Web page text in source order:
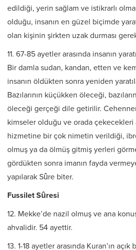
edildiği, yerin sağlam ve istikrarlı
olduğu, insanın en güzel biçimde
olan kişinin şirkten uzak durması
11. 67-85 ayetler arasında insanın
Bir damla sudan, kandan, etten ve
insanın öldükten sonra yeniden
Bazılarının küçükken öleceği,
öleceği gerçeği dile getirilir.
kimseler olduğu ve orada çekecekleri
hizmetine bir çok nimetin verildiği,
olmuş ya da ölmüş gitmiş yerleri
gördükten sonra imanın fayda
yapılarak Sûre biter.
Fussilet Sûresi
12. Mekke’de nazil olmuş ve ana
ahvalidir. 54 ayettir.
13. 1-18 ayetler arasında Kuran’ın